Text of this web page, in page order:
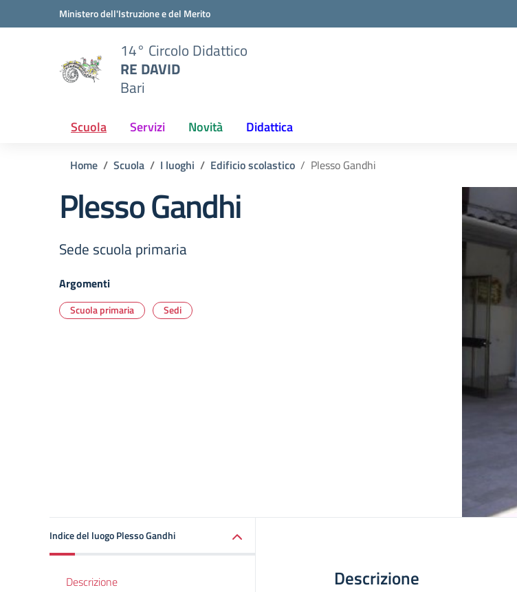
Vai ai contenuti
Vai al menu di navigazioneMinistero dell'Istruzione e del Merito
14° Circolo Didattico
RE DAVID
Bari
Scuola Servizi Novità Didattica
Home Scuola I luoghi Edificio scolastico Plesso Gandhi
Plesso Gandhi
Sede scuola primaria
Argomenti
Scuola primaria Sedi
Indice del luogo Plesso Gandhi
Descrizione
Descrizione